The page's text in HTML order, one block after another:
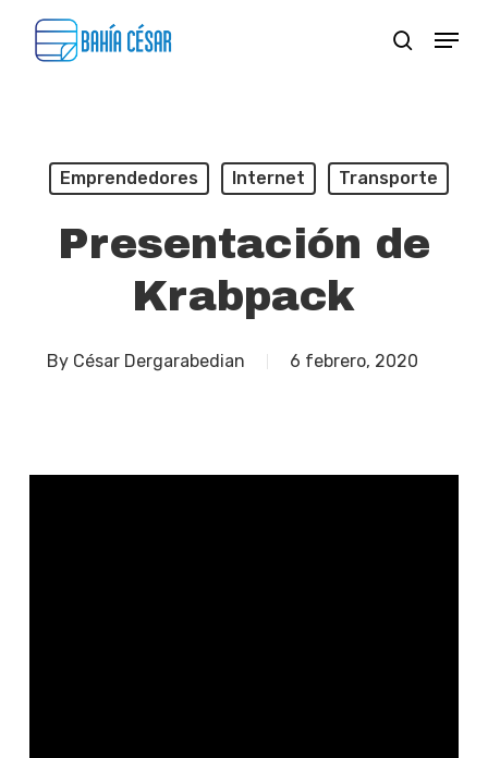
search
Menu
Emprendedores Internet Transporte
Presentación de
Krabpack
By César Dergarabedian 6 febrero, 2020